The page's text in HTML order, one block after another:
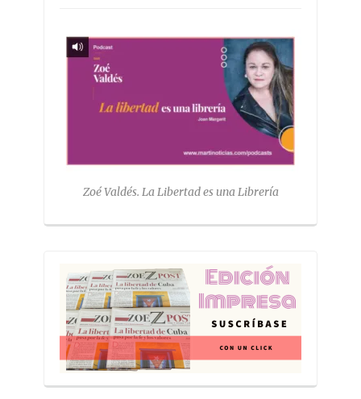
Zoé Valdés. La Libertad es una Librería